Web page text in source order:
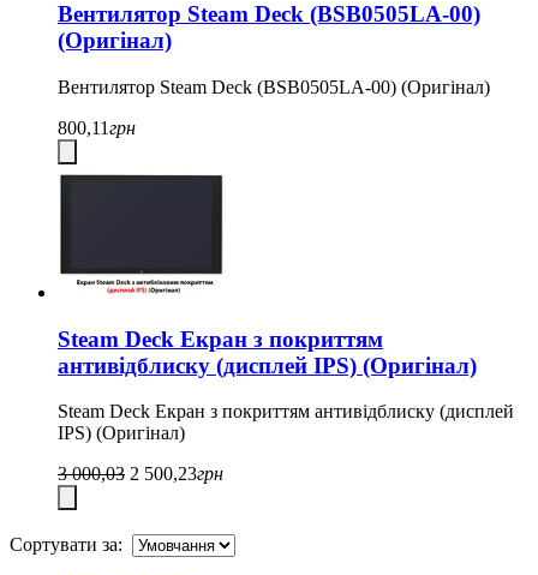
Вентилятор Steam Deck (BSB0505LA-00)
(Оригінал)
Вентилятор Steam Deck (BSB0505LA-00) (Оригінал)
800,11грн
Steam Deck Екран з покриттям
антивідблиску (дисплей IPS) (Оригінал)
Steam Deck Екран з покриттям антивідблиску (дисплей
IPS) (Оригінал)
3 000,03 2 500,23грн
Сортувати за: